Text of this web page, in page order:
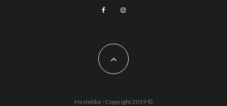
Hestetika - Copyright 2019 ©